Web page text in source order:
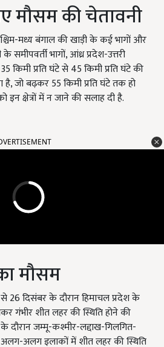
मौसम की चेतावनी
मध्य बंगाल की खाड़ी के कई भागों और
समीपवर्ती भागों, आंध्र प्रदेश-उत्तरी
किमी प्रति घंटे से 45 किमी प्रति घंटे की
जो बढ़कर 55 किमी प्रति घंटे तक हो
क्षेत्रों में न जाने की सलाह दी है.
मौसम
26 दिसंबर के दौरान हिमाचल प्रदेश के
गंभीर शीत लहर की स्थिति होने की
दौरान जम्मू-कश्मीर-लद्दाख-गिलगित-
अलग इलाकों में शीत लहर की स्थिति